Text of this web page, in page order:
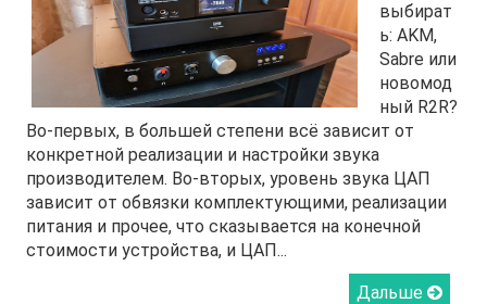
выбират
ь: AKM,
Sabre или
новомод
ный R2R?
Во-первых, в большей степени всё зависит от
конкретной реализации и настройки звука
производителем. Во-вторых, уровень звука ЦАП
зависит от обвязки комплектующими, реализации
питания и прочее, что сказывается на конечной
стоимости устройства, и ЦАП...
Дальше